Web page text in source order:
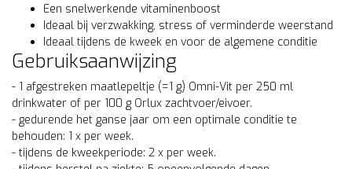
Een snelwerkende vitaminenboost
Ideaal bij verzwakking, stress of verminderde weerstand
Ideaal tijdens de kweek en voor de algemene conditie
Gebruiksaanwijzing
- 1 afgestreken maatlepeltje (=1 g) Omni-Vit per 250 ml
drinkwater of per 100 g Orlux zachtvoer/eivoer.
- gedurende het ganse jaar om een optimale conditie te
behouden: 1 x per week.
- tijdens de kweekperiode: 2 x per week.